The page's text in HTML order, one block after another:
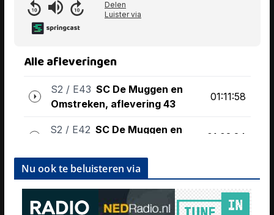
Nu ook te beluisteren via